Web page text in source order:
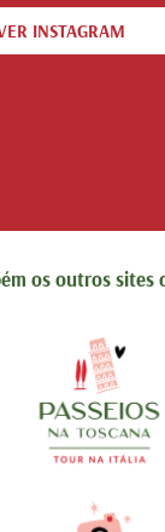
INSTAGRAM
os outros sites